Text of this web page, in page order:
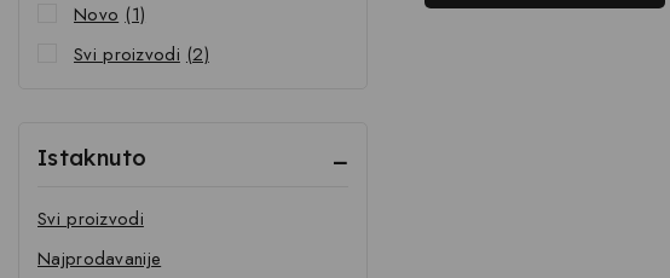
Novo (1)
Svi proizvodi (2)
Istaknuto
Svi proizvodi
Najprodavanije